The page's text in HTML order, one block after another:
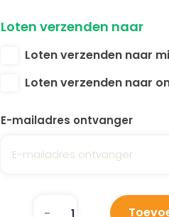
Loten verzenden naar
Loten verzenden naar
Loten verzenden naar
E-mailadres ontvanger
-